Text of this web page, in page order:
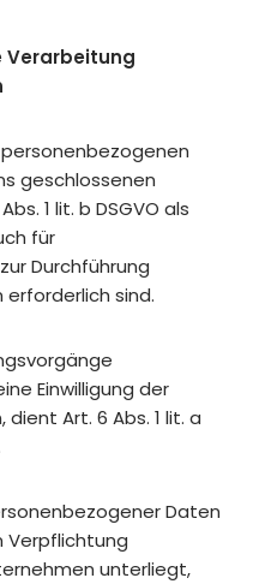
Verarbeitung
geschlossenen
1 lit. b DSGVO als
für
Durchführung
sind.
Einwilligung der
Art. 6 Abs. 1 lit. a
Daten
Verpflichtung
unterliegt,